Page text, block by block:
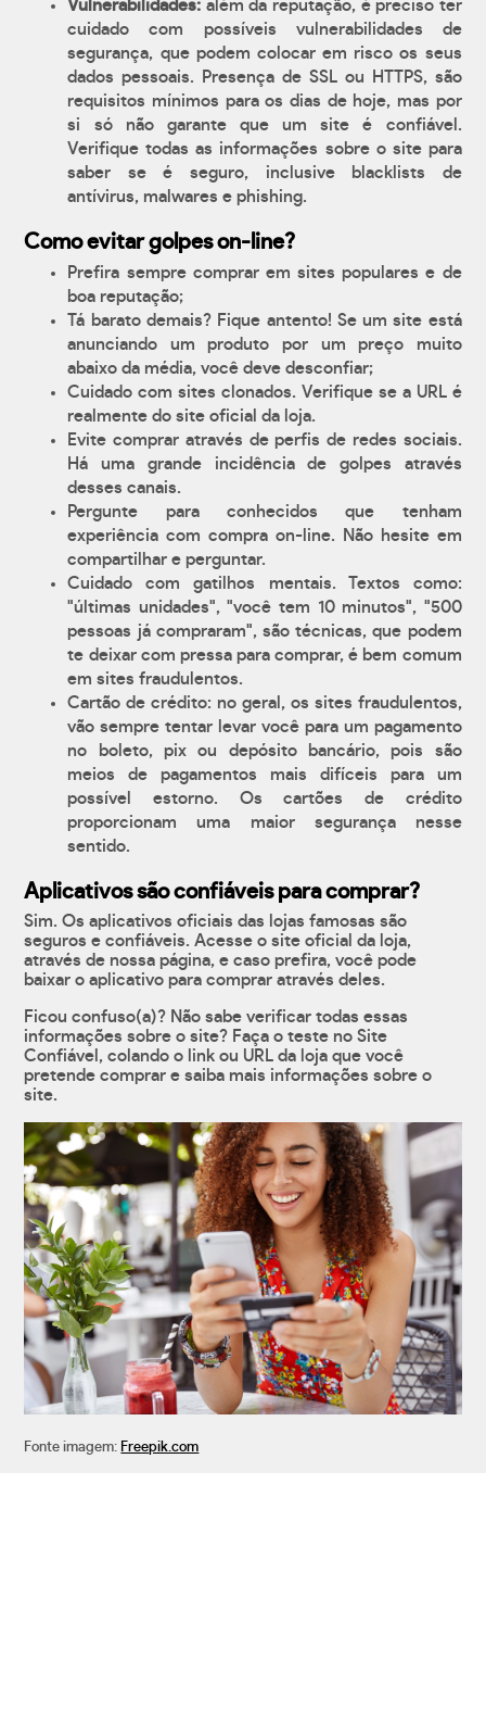
Vulnerabilidades: além da reputação, é preciso ter
cuidado com possíveis vulnerabilidades de
segurança, que podem colocar em risco os seus
dados pessoais. Presença de SSL ou HTTPS, são
requisitos mínimos para os dias de hoje, mas por
si só não garante que um site é confiável.
Verifique todas as informações sobre o site para
saber se é seguro, inclusive blacklists de
antívirus, malwares e phishing.
Como evitar golpes on-line?
Prefira sempre comprar em sites populares e de
boa reputação;
Tá barato demais? Fique antento! Se um site está
anunciando um produto por um preço muito
abaixo da média, você deve desconfiar;
Cuidado com sites clonados. Verifique se a URL é
realmente do site oficial da loja.
Evite comprar através de perfis de redes sociais.
Há uma grande incidência de golpes através
desses canais.
Pergunte para conhecidos que tenham
experiência com compra on-line. Não hesite em
compartilhar e perguntar.
Cuidado com gatilhos mentais. Textos como:
"últimas unidades", "você tem 10 minutos", "500
pessoas já compraram", são técnicas, que podem
te deixar com pressa para comprar, é bem comum
em sites fraudulentos.
Cartão de crédito: no geral, os sites fraudulentos,
vão sempre tentar levar você para um pagamento
no boleto, pix ou depósito bancário, pois são
meios de pagamentos mais difíceis para um
possível estorno. Os cartões de crédito
proporcionam uma maior segurança nesse
sentido.
Aplicativos são confiáveis para comprar?
Sim. Os aplicativos oficiais das lojas famosas são
seguros e confiáveis. Acesse o site oficial da loja,
através de nossa página, e caso prefira, você pode
baixar o aplicativo para comprar através deles.
Ficou confuso(a)? Não sabe verificar todas essas
informações sobre o site? Faça o teste no Site
Confiável, colando o link ou URL da loja que você
pretende comprar e saiba mais informações sobre o
site.
Fonte imagem: Freepik.com